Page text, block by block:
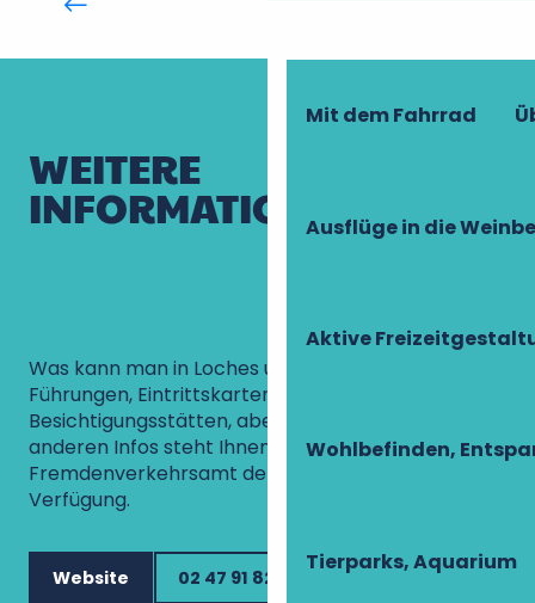
Mit dem Fahrrad
Ausflüge in die
Aktive
Wohlbefinden,
Tierparks, Aquarium
Domaine de la Roche Bellin
WEITERE
INFORMATIONEN
Was kann man in Loches unternehmen? Für
Führungen, Eintrittskarten für
Besichtigungsstätten, aber auch Hotels und alle
anderen Infos steht Ihnen das
Fremdenverkehrsamt der Stadt Loches zur
Verfügung.
Website 02 47 91 82 82